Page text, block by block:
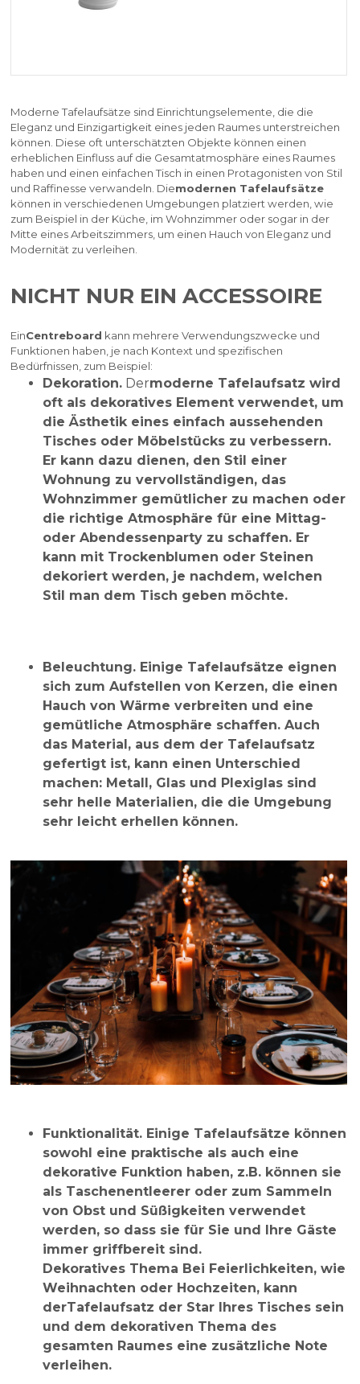
Moderne Tafelaufsätze sind Einrichtungselemente, die die
Eleganz und Einzigartigkeit eines jeden Raumes unterstreichen
können. Diese oft unterschätzten Objekte können einen
erheblichen Einfluss auf die Gesamtatmosphäre eines Raumes
haben und einen einfachen Tisch in einen Protagonisten von Stil
und Raffinesse verwandeln. Diemodernen Tafelaufsätze
können in verschiedenen Umgebungen platziert werden, wie
zum Beispiel in der Küche, im Wohnzimmer oder sogar in der
Mitte eines Arbeitszimmers, um einen Hauch von Eleganz und
Modernität zu verleihen.
NICHT NUR EIN ACCESSOIRE
EinCentreboard kann mehrere Verwendungszwecke und
Funktionen haben, je nach Kontext und spezifischen
Bedürfnissen, zum Beispiel:
Dekoration. Dermoderne Tafelaufsatz wird
oft als dekoratives Element verwendet, um
die Ästhetik eines einfach aussehenden
Tisches oder Möbelstücks zu verbessern.
Er kann dazu dienen, den Stil einer
Wohnung zu vervollständigen, das
Wohnzimmer gemütlicher zu machen oder
die richtige Atmosphäre für eine Mittag-
oder Abendessenparty zu schaffen. Er
kann mit Trockenblumen oder Steinen
dekoriert werden, je nachdem, welchen
Stil man dem Tisch geben möchte.
Beleuchtung. Einige Tafelaufsätze eignen
sich zum Aufstellen von Kerzen, die einen
Hauch von Wärme verbreiten und eine
gemütliche Atmosphäre schaffen. Auch
das Material, aus dem der Tafelaufsatz
gefertigt ist, kann einen Unterschied
machen: Metall, Glas und Plexiglas sind
sehr helle Materialien, die die Umgebung
sehr leicht erhellen können.
Funktionalität. Einige Tafelaufsätze können
sowohl eine praktische als auch eine
dekorative Funktion haben, z.B. können sie
als Taschenentleerer oder zum Sammeln
von Obst und Süßigkeiten verwendet
werden, so dass sie für Sie und Ihre Gäste
immer griffbereit sind.
Dekoratives Thema Bei Feierlichkeiten, wie
Weihnachten oder Hochzeiten, kann
derTafelaufsatz der Star Ihres Tisches sein
und dem dekorativen Thema des
gesamten Raumes eine zusätzliche Note
verleihen.